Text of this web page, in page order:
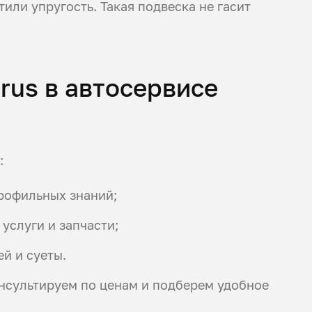
упругость. Такая подвеска не гасит
в автосервисе
знаний;
и запчасти;
и суеты.
по ценам и подберем удобное